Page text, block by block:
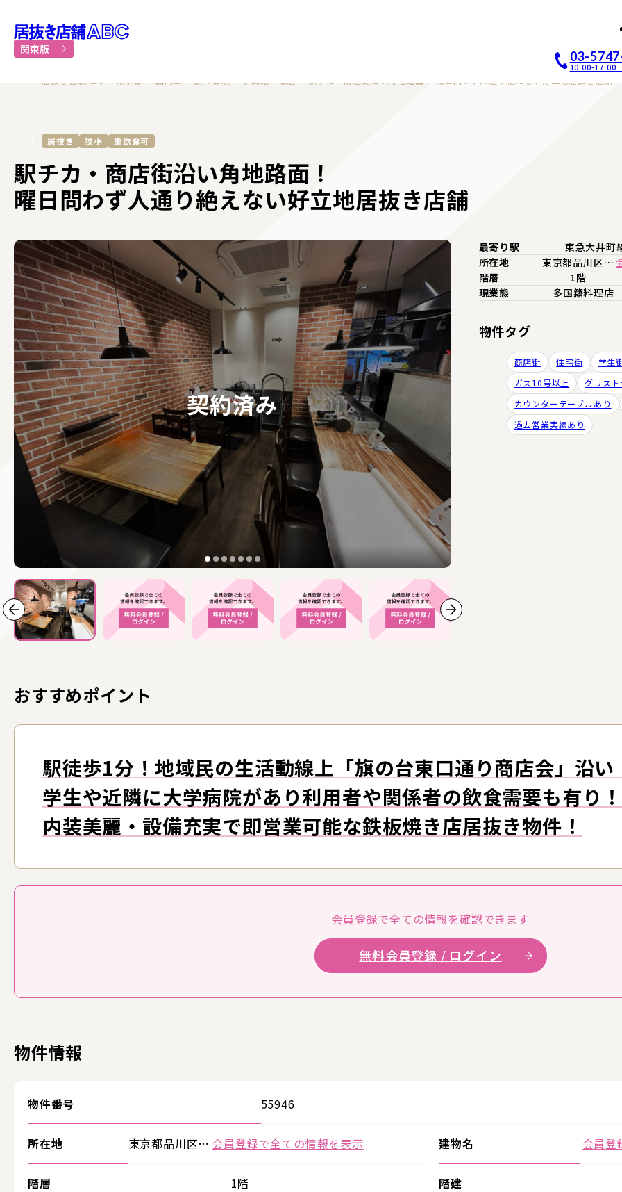
居抜き物件・貸店舗での飲食店開業｜居抜き店舗ABCホー
関東版
03-
10:00-17:00
居抜き店舗ABC 東京都 品川区 旗の台駅 多国籍料理店 駅チカ・商店街沿い角地路面！ 曜日問わず人通り絶えない好立地居抜き店舗
居抜き 狭小 重飲食可
駅チカ・商店街沿い角地路面！
曜日問わず人通り絶えない好立地居抜き店舗
最寄り駅
東急大井町
所在地
東京都品川区…
階層
1階
現業態
多国籍料理店
物件タグ
商店街 住宅街
学生
ガス10号以上
グリス
カウンターテーブルあり
過去営業実績あり
おすすめポイント
駅徒歩1分！地域民の生活動線上「旗の台東口通り商店会」沿い
学生や近隣に大学病院があり利用者や関係者の飲食需要も有り！
内装美麗・設備充実で即営業可能な鉄板焼き店居抜き物件！
会員登録で全ての情報を確認できます
無料会員登録 / ログイン
物件情報
物件番号 55946
所在地 東京都品川区… 会員登録で全ての情報を表示 建物名 会員登
階層 1階 階建